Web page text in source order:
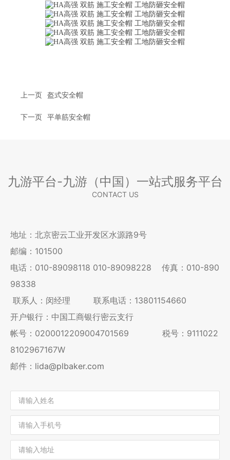
上一页 盔式安全帽
下一页 平单筋安全帽
九游平台-九游（中国）一站式服务平台
CONTACT US
地址：北京密云工业开发区水源路9号
邮编：101500
电话： 010-89098118 010-89098228 传真：010-890
98338
联系人：闵经理 联系电话：13801154660
开户银行：中国工商银行密云支行
帐号：0200012209004701569 税号：9111022
8102967167W
邮件： lida@plbaker.com